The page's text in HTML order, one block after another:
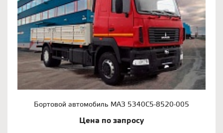
Бортовой автомобиль МАЗ 5340С5-8520-005
Цена по запросу